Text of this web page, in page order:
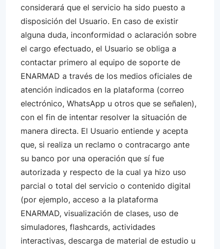
considerará que el servicio ha sido puesto a
disposición del Usuario. En caso de existir
alguna duda, inconformidad o aclaración sobre
el cargo efectuado, el Usuario se obliga a
contactar primero al equipo de soporte de
ENARMAD a través de los medios oficiales de
atención indicados en la plataforma (correo
electrónico, WhatsApp u otros que se señalen),
con el fin de intentar resolver la situación de
manera directa. El Usuario entiende y acepta
que, si realiza un reclamo o contracargo ante
su banco por una operación que sí fue
autorizada y respecto de la cual ya hizo uso
parcial o total del servicio o contenido digital
(por ejemplo, acceso a la plataforma
ENARMAD, visualización de clases, uso de
simuladores, flashcards, actividades
interactivas, descarga de material de estudio u